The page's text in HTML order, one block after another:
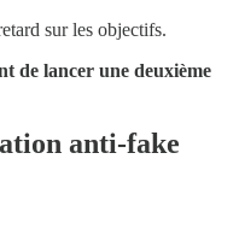
sur les objectifs.
de lancer une deuxième
anti-fake